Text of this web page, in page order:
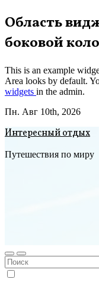
Перейти
к
содержимому
Область
боковой
This is an example
Area looks by default.
widgets in the admin.
Пн. Авг 10th, 2026
Интересный отдых
Путешествия по миру